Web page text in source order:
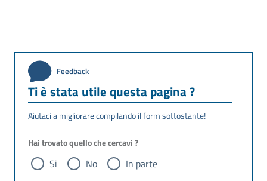
Feedback
Ti è stata utile questa pagina ?
Aiutaci a migliorare compilando il form sottostante!
Hai trovato quello che cercavi ?
Si No In parte